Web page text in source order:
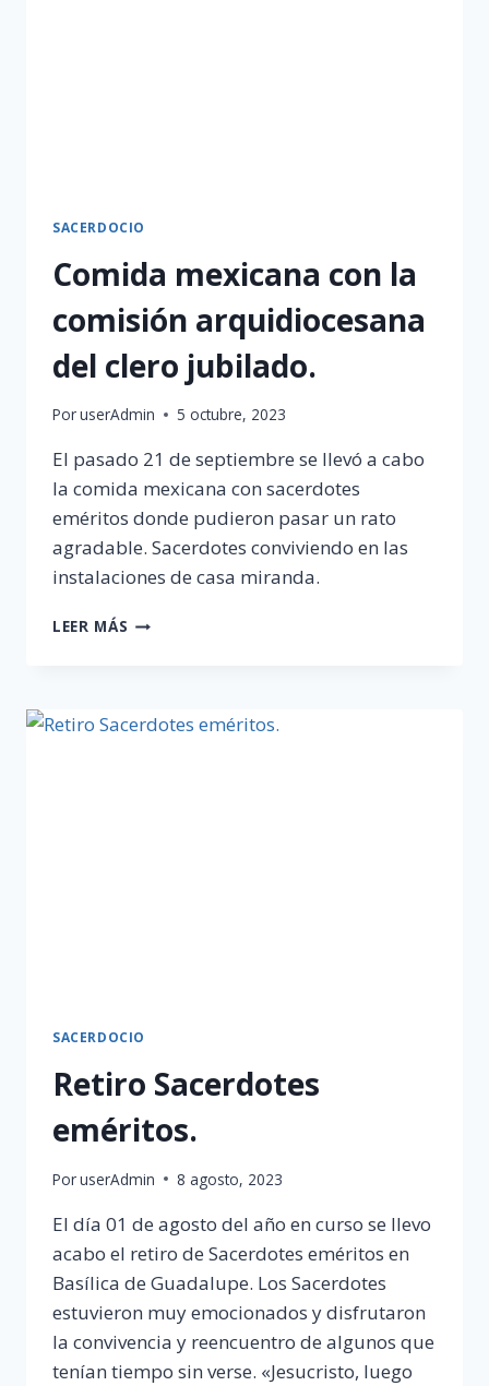
SACERDOCIO
Comida mexicana con la
comisión arquidiocesana
del clero jubilado.
PoruserAdmin 5 octubre, 2023
El pasado 21 de septiembre se llevó a cabo
la comida mexicana con sacerdotes
eméritos donde pudieron pasar un rato
agradable. Sacerdotes conviviendo en las
instalaciones de casa miranda.
LEER MÁS COMIDA
ARQUIDIOCESANA
SACERDOCIO
Retiro Sacerdotes
eméritos.
PoruserAdmin 8 agosto, 2023
El día 01 de agosto del año en curso se llevo
acabo el retiro de Sacerdotes eméritos en
Basílica de Guadalupe. Los Sacerdotes
estuvieron muy emocionados y disfrutaron
la convivencia y reencuentro de algunos que
tenían tiempo sin verse. «Jesucristo, luego